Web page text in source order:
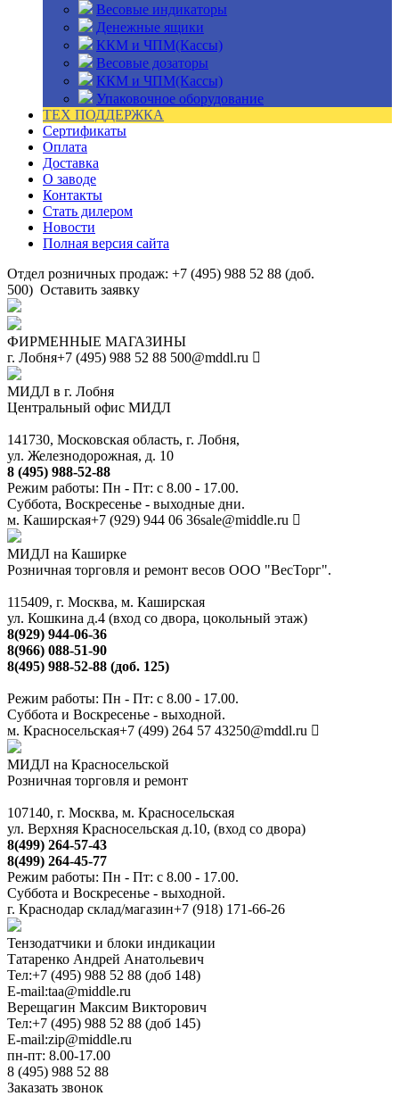
Весовые индикаторы
Денежные ящики
ККМ и ЧПМ(Кассы)
Весовые дозаторы
ККМ и ЧПМ(Кассы)
Упаковочное оборудование
ТЕХ ПОДДЕРЖКА
Сертификаты
Оплата
Доставка
О заводе
Контакты
Стать дилером
Новости
Полная версия сайта
Отдел розничных продаж: +7 (495) 988 52 88 (доб.
500) Оставить заявку
ФИРМЕННЫЕ МАГАЗИНЫ
г. Лобня+7 (495) 988 52 88 500@mddl.ru
МИДЛ в г. Лобня
Центральный офис МИДЛ
141730, Московская область, г. Лобня,
ул. Железнодорожная, д. 10
8 (495) 988-52-88
Режим работы: Пн - Пт: с 8.00 - 17.00.
Суббота, Воскресенье - выходные дни.
м. Каширская+7 (929) 944 06 36sale@middle.ru
МИДЛ на Каширке
Розничная торговля и ремонт весов ООО "ВесТорг".
115409, г. Москва, м. Каширская
ул. Кошкина д.4 (вход со двора, цокольный этаж)
8(929) 944-06-36
8(966) 088-51-90
8(495) 988-52-88 (доб. 125)
Режим работы: Пн - Пт: с 8.00 - 17.00.
Суббота и Воскресенье - выходной.
м. Красносельская+7 (499) 264 57 43250@mddl.ru
МИДЛ на Красносельской
Розничная торговля и ремонт
107140, г. Москва, м. Красносельская
ул. Верхняя Красносельская д.10, (вход со двора)
8(499) 264-57-43
8(499) 264-45-77
Режим работы: Пн - Пт: с 8.00 - 17.00.
Суббота и Воскресенье - выходной.
г. Краснодар склад/магазин+7 (918) 171-66-26
Тензодатчики и блоки индикации
Татаренко Андрей Анатольевич
Тел:+7 (495) 988 52 88 (доб 148)
E-mail:taa@middle.ru
Верещагин Максим Викторович
Тел:+7 (495) 988 52 88 (доб 145)
E-mail:zip@middle.ru
пн-пт: 8.00-17.00
8 (495) 988 52 88
Заказать звонок